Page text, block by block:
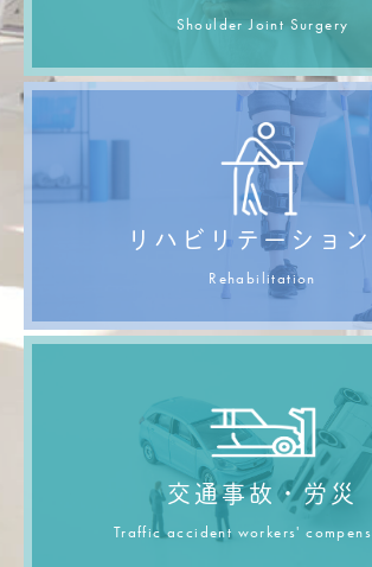
Shoulder Joint Surgery
リハビリテーショ
Rehabilitation
交通事故・労災
Traffic accident workers'